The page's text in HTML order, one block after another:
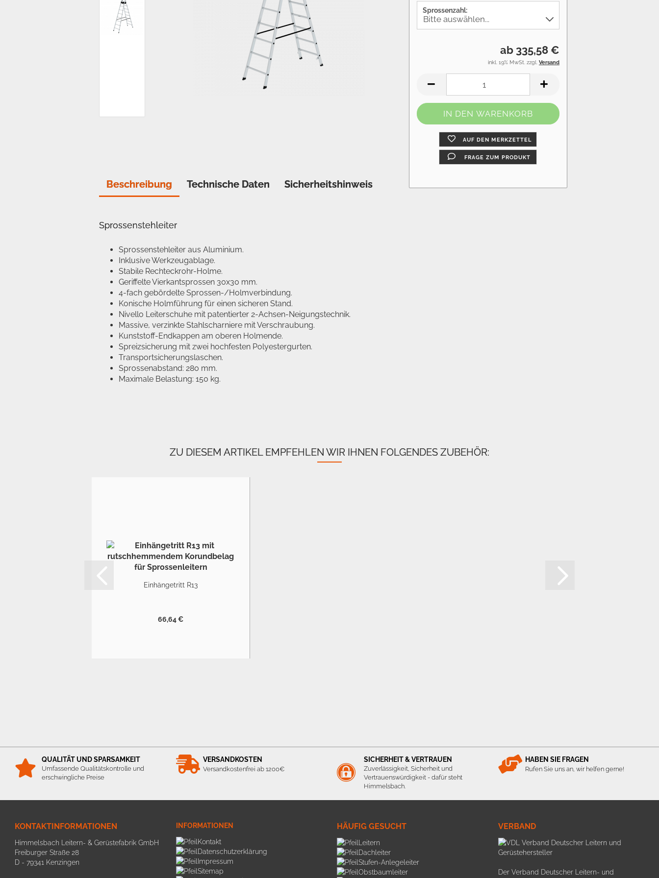
Sprossenzahl:
ab 335,58 €
inkl. 19% MwSt. zzgl. Versand
AUF DEN MERKZETTEL
FRAGE ZUM PRODUKT
Beschreibung Technische Daten Sicherheitshinweis
Sprossenstehleiter
Sprossenstehleiter aus Aluminium.
Inklusive Werkzeugablage.
Stabile Rechteckrohr-Holme.
Geriffelte Vierkantsprossen 30x30 mm.
4-fach gebördelte Sprossen-/Holmverbindung.
Konische Holmführung für einen sicheren Stand.
Nivello Leiterschuhe mit patentierter 2-Achsen-Neigungstechnik.
Massive, verzinkte Stahlscharniere mit Verschraubung.
Kunststoff-Endkappen am oberen Holmende.
Spreizsicherung mit zwei hochfesten Polyestergurten.
Transportsicherungslaschen.
Sprossenabstand: 280 mm.
Maximale Belastung: 150 kg.
ZU DIESEM ARTIKEL EMPFEHLEN WIR IHNEN FOLGENDES ZUBEHÖR:
Einhängetritt R13
66,64 €
QUALITÄT UND SPARSAMKEIT
Umfassende Qualitätskontrolle und
erschwingliche Preise
VERSANDKOSTEN
Versandkostenfrei ab 1200€
SICHERHEIT & VERTRAUEN
Zuverlässigkeit, Sicherheit und
Vertrauenswürdigkeit - dafür steht
Himmelsbach.
HABEN SIE FRAGEN
Rufen Sie uns an, wir helfen gerne!
KONTAKTINFORMATIONEN
Himmelsbach Leitern- & Gerüstefabrik GmbH
Freiburger Straße 28
D - 79341 Kenzingen
INFORMATIONEN
Kontakt
Datenschutzerklärung
Impressum
Sitemap
HÄUFIG GESUCHT
Leitern
Dachleiter
Stufen-Anlegeleiter
Obstbaumleiter
VERBAND
Der Verband Deutscher Leitern- und